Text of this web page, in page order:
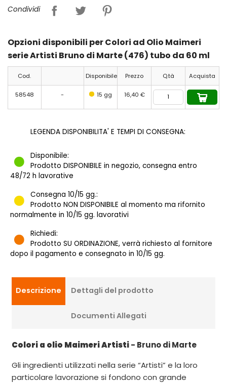
Condividi
Opzioni disponibili per Colori ad Olio Maimeri
serie Artisti Bruno di Marte (476) tubo da 60 ml
Cod. Disponibile Prezzo Q.tà Acquista
58548 - 15 gg 16,40 €
LEGENDA DISPONIBILITA' E TEMPI DI CONSEGNA:
Disponibile:
Prodotto DISPONIBILE in negozio, consegna entro
48/72 h lavorative
Consegna 10/15 gg.:
Prodotto NON DISPONIBILE al momento ma rifornito
normalmente in 10/15 gg. lavorativi
Richiedi:
Prodotto SU ORDINAZIONE, verrà richiesto al fornitore
dopo il pagamento e consegnato in 10/15 gg.
Descrizione Dettagli del prodotto
Documenti Allegati
Colori a olio Maimeri Artisti- Bruno di Marte
Gli ingredienti utilizzati nella serie “Artisti” e la loro
particolare lavorazione si fondono con grande